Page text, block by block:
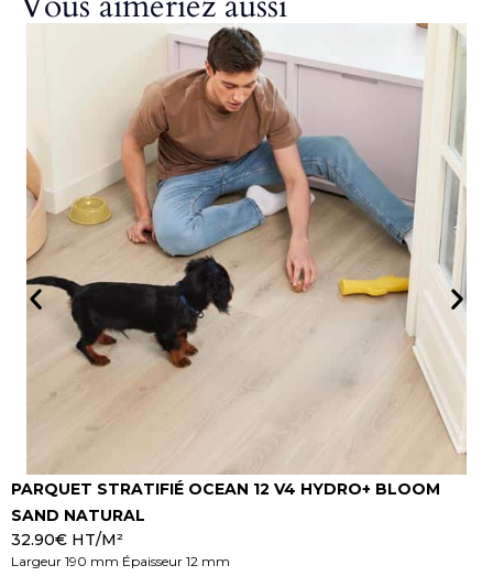
PARQUET STRATIFIÉ OCEAN 12 V4 HYDRO+ BLOOM
SAND NATURAL
32.90€ HT/M²
Largeur 190 mm Épaisseur 12 mm